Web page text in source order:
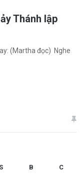
Thánh lập
(Martha đọc) Nghe
S B C